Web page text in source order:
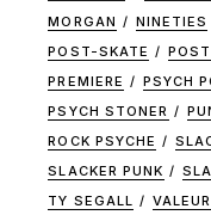
MORGAN
NINETIES
POST-SKATE
PREMIERE
PSYCH
PSYCH STONER
ROCK PSYCHE
SLACKER PUNK
TY SEGALL